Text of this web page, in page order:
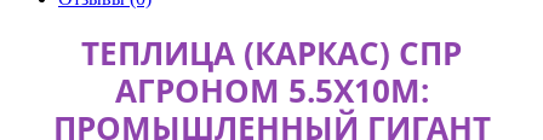
ТЕПЛИЦА (КАРКАС) СПР
АГРОНОМ 5.5Х10М:
ПРОМЫШЛЕННЫЙ ГИГАНТ